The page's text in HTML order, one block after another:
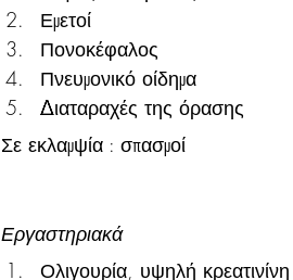
Εμετοί
Πονοκέφαλος
Πνευμονικό οίδημα
Διαταραχές της όρασης
Σε εκλαμψία : σπασμοί
Εργαστηριακά
Ολιγουρία, υψηλή